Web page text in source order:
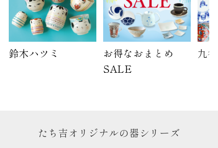
鈴木ハツミ
お得なおまとめ
SALE
九
たち吉オリジナルの器シリーズ